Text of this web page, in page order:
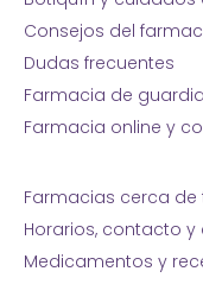
Consejos del
Dudas frecuentes
Farmacia de
Farmacia online y
Farmacias cerca de
Horarios, contacto
Medicamentos y